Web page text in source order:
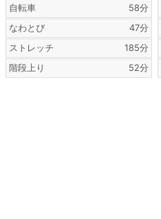
自転車
58分
なわとび
47分
ストレッチ
185分
階段上り
52分